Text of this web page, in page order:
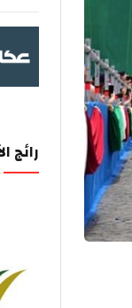
رائج